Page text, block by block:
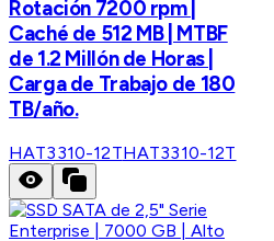
Rotación 7200 rpm |
Caché de 512 MB | MTBF
de 1.2 Millón de Horas |
Carga de Trabajo de 180
TB/año.
HAT3310-12THAT3310-12T